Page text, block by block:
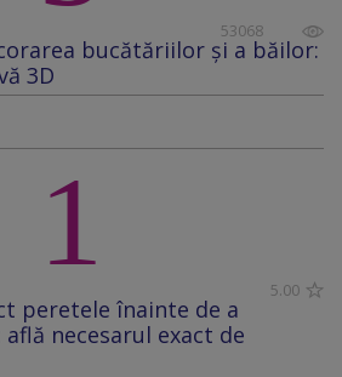
53068
bucătăriilor și a băilor:
3D
1 5.00
peretele înainte de a
necesarul exact de